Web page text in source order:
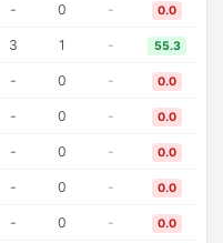
- 0 - 0.0
3 1 - 55.3
- 0 - 0.0
- 0 - 0.0
- 0 - 0.0
- 0 - 0.0
- 0 - 0.0